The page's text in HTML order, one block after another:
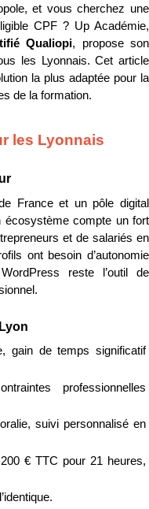
Qualiopi, propose son
les Lyonnais. Cet article
la plus adaptée pour la
de la formation.
les Lyonnais
France et un pôle digital
écosystème compte un fort
et de salariés en
ont besoin d’autonomie
reste l’outil de
gain de temps significatif
professionnelles
suivi personnalisé en
€ TTC pour 21 heures,